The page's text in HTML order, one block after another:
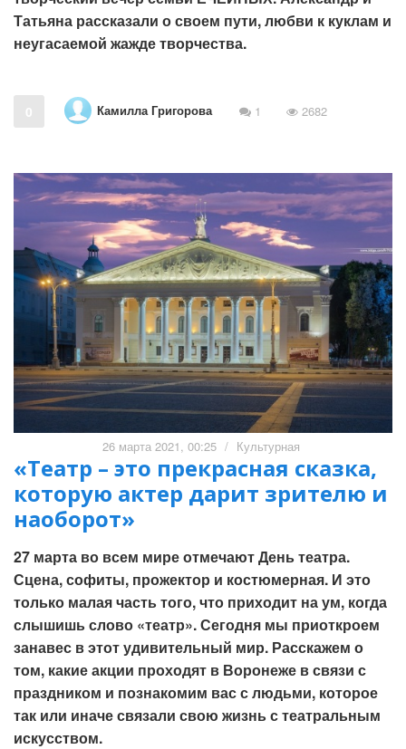
Татьяна рассказали о своем пути, любви к куклам и
неугасаемой жажде творчества.
0 Камилла Григорова 1 2682
26 марта 2021, 00:25 / Культурная
«Театр – это прекрасная сказка,
которую актер дарит зрителю и
наоборот»
27 марта во всем мире отмечают День театра.
Сцена, софиты, прожектор и костюмерная. И это
только малая часть того, что приходит на ум, когда
слышишь слово «театр». Сегодня мы приоткроем
занавес в этот удивительный мир. Расскажем о
том, какие акции проходят в Воронеже в связи с
праздником и познакомим вас с людьми, которое
так или иначе связали свою жизнь с театральным
искусством.